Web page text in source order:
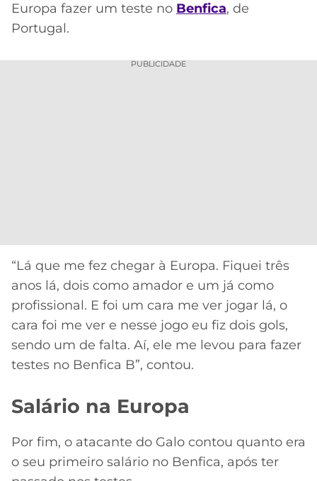
Europa fazer um teste no Benfica, de
Portugal.
PUBLICIDADE
“Lá que me fez chegar à Europa. Fiquei três
anos lá, dois como amador e um já como
profissional. E foi um cara me ver jogar lá, o
cara foi me ver e nesse jogo eu fiz dois gols,
sendo um de falta. Aí, ele me levou para fazer
testes no Benfica B”, contou.
Salário na Europa
Por fim, o atacante do Galo contou quanto era
o seu primeiro salário no Benfica, após ter